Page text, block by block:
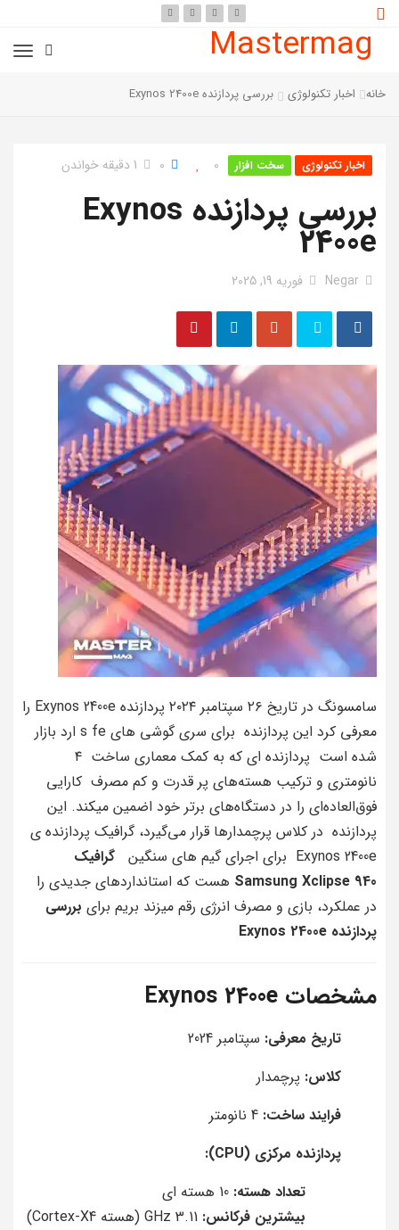
Mastermag
خانه اخبار تکنولوژی بررسی پردازنده Exynos 2400e
اخبار تکنولوژی سخت افزار 0
0 1 دقیقه خواندن
بررسی پردازنده Exynos
2400e
Negar فوریه 19, 2025
سامسونگ در تاریخ ۲۶ سپتامبر ۲۰۲۴ پردازنده Exynos 2400e را
معرفی کرد این پردازنده برای سری گوشی های s fe ارد بازار
شده است پردازنده ای که به کمک معماری ساخت ۴
نانومتری و ترکیب هسته‌های پر قدرت و کم مصرف کارایی
فوق‌العاده‌ای را در دستگاه‌های برتر خود اضمین میکند. این
پردازنده در کلاس پرچمدارها قرار می‌گیرد، گرافیک پردازنده ی
Exynos 2400e برای اجرای گیم های سنگین
گرافیک
Samsung Xclipse 940 هست که استانداردهای جدیدی را
در عملکرد، بازی و مصرف انرژی رقم میزند بریم برای بررسی
پردازنده Exynos 2400e
مشخصات Exynos 2400e
تاریخ معرفی: سپتامبر 2024
کلاس: پرچمدار
فرایند ساخت:
پردازنده مرکزی (CPU):
تعداد هسته:
بیشترین فرکانس: